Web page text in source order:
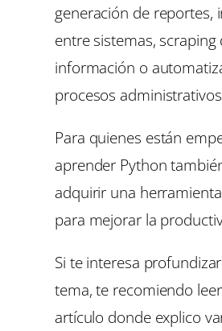
generación de reportes,
entre sistemas, scraping
información o
procesos
Para quienes están
aprender Python
adquirir una
para mejorar la
Si te interesa
tema, te recomiendo
artículo donde explico